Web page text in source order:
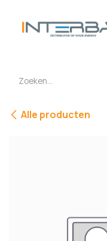
Alle producten